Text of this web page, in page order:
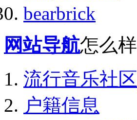
bearbrick
网站导航怎么样
流行音乐社区
户籍信息